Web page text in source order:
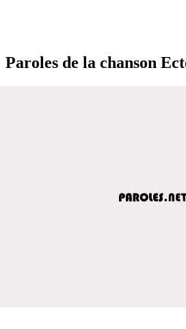
Paroles de la chanson